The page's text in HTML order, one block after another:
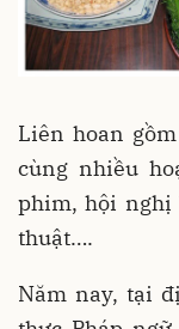
Liên hoan
cùng nhiều
phim, hội
thuật….
Năm nay, tại